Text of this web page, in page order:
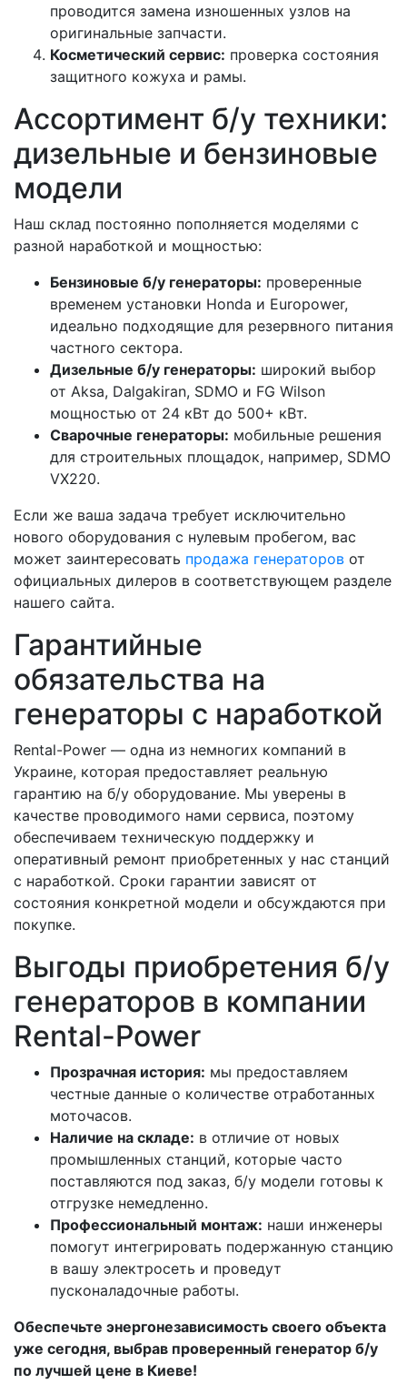
проводится замена изношенных узлов на
оригинальные запчасти.
Косметический сервис: проверка состояния
защитного кожуха и рамы.
Ассортимент б/у техники:
дизельные и бензиновые
модели
Наш склад постоянно пополняется моделями с
разной наработкой и мощностью:
Бензиновые б/у генераторы: проверенные
временем установки Honda и Europower,
идеально подходящие для резервного питания
частного сектора.
Дизельные б/у генераторы: широкий выбор
от Aksa, Dalgakiran, SDMO и FG Wilson
мощностью от 24 кВт до 500+ кВт.
Сварочные генераторы: мобильные решения
для строительных площадок, например, SDMO
VX220.
Если же ваша задача требует исключительно
нового оборудования с нулевым пробегом, вас
может заинтересовать продажа генераторов от
официальных дилеров в соответствующем разделе
нашего сайта.
Гарантийные
обязательства на
генераторы с наработкой
Rental-Power — одна из немногих компаний в
Украине, которая предоставляет реальную
гарантию на б/у оборудование. Мы уверены в
качестве проводимого нами сервиса, поэтому
обеспечиваем техническую поддержку и
оперативный ремонт приобретенных у нас станций
с наработкой. Сроки гарантии зависят от
состояния конкретной модели и обсуждаются при
покупке.
Выгоды приобретения б/у
генераторов в компании
Rental-Power
Прозрачная история: мы предоставляем
честные данные о количестве отработанных
моточасов.
Наличие на складе: в отличие от новых
промышленных станций, которые часто
поставляются под заказ, б/у модели готовы к
отгрузке немедленно.
Профессиональный монтаж: наши инженеры
помогут интегрировать подержанную станцию
в вашу электросеть и проведут
пусконаладочные работы.
Обеспечьте энергонезависимость своего объекта
уже сегодня, выбрав проверенный генератор б/у
по лучшей цене в Киеве!